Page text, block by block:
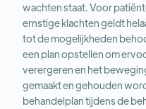
wachten staat. Voor
ernstige klachten geldt
tot de mogelijkheden
een plan opstellen om
verergeren en het
gemaakt en gehouden
behandelplan tijdens de